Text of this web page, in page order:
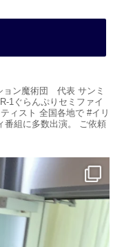
ンセス【公式】
ョン魔術団 代表 サンミ
R-1ぐらんぷりセミファイ
ィスト 全国各地で #イリ
番組に多数出演。 ご依頼